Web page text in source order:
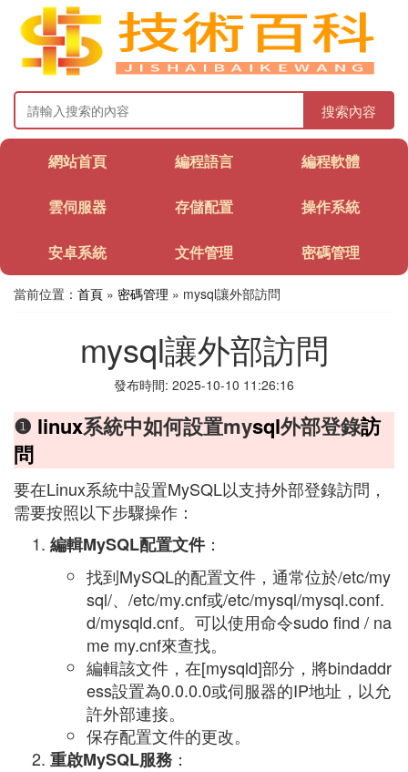
搜索內容
網站首頁 編程語言 編程軟體
雲伺服器 存儲配置 操作系統
安卓系統 文件管理 密碼管理
當前位置： 首頁 » 密碼管理 » mysql讓外部訪問
mysql讓外部訪問
發布時間: 2025-10-10 11:26:16
❶ linux系統中如何設置mysql外部登錄訪
問
要在Linux系統中設置MySQL以支持外部登錄訪問，
需要按照以下步驟操作：
編輯MySQL配置文件：
找到MySQL的配置文件，通常位於/etc/my
sql/、/etc/my.cnf或/etc/mysql/mysql.conf.
d/mysqld.cnf。可以使用命令sudo find / na
me my.cnf來查找。
編輯該文件，在[mysqld]部分，將bindaddr
ess設置為0.0.0.0或伺服器的IP地址，以允
許外部連接。
保存配置文件的更改。
重啟MySQL服務 ：